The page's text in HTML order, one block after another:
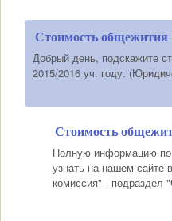
Стоимость общежития
Добрый день, подскажите
2015/2016 уч. году.
Стоимость
Полную информацию
узнать на нашем сайте
комиссия" -